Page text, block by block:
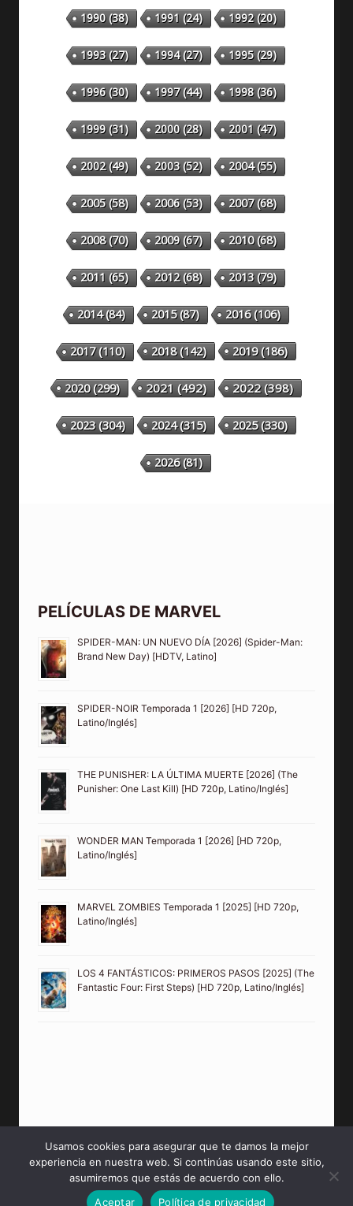
1990(38) 1991 (24) 1992(20)
1993(27) 1994(27) 1995(29)
1996(30) 1997(44) 1998(36)
1999(31) 2000(28) 2001 (47)
2002(49) 2003(52) 2004(55)
2005(58) 2006(53) 2007(68)
2008(70) 2009(67) 2010(68)
2011 (65) 2012(68) 2013(79)
2014(84) 2015(87) 2016(106)
2017(110) 2018(142) 2019(186)
2020(299) 2021(492) 2022(398)
2023(304) 2024(315) 2025(330)
2026(81)
PELÍCULAS DE MARVEL
SPIDER-MAN: UN NUEVO DÍA [2026] (Spider-Man:
Brand New Day) [HDTV, Latino]
SPIDER-NOIR Temporada 1 [2026] [HD 720p,
Latino/Inglés]
THE PUNISHER: LA ÚLTIMA MUERTE [2026] (The
Punisher: One Last Kill) [HD 720p, Latino/Inglés]
WONDER MAN Temporada 1 [2026] [HD 720p,
Latino/Inglés]
MARVEL ZOMBIES Temporada 1 [2025] [HD 720p,
Latino/Inglés]
LOS 4 FANTÁSTICOS: PRIMEROS PASOS [2025] (The
Fantastic Four: First Steps) [HD 720p, Latino/Inglés]
© 2026 PeliculasMP4HD Sitio creado para tí.
Usamos cookies para asegurar que te damos la mejor
experiencia en nuestra web. Si continúas usando este sitio,
asumiremos que estás de acuerdo con ello.
Aceptar
Política de privacidad